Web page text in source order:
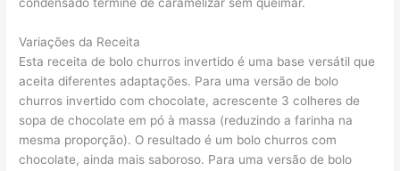
condensado termine de caramelizar sem queimar.
Variações da Receita
Esta receita de bolo churros invertido é uma base versátil que
aceita diferentes adaptações. Para uma versão de bolo
churros invertido com chocolate, acrescente 3 colheres de
sopa de chocolate em pó à massa (reduzindo a farinha na
mesma proporção). O resultado é um bolo churros com
chocolate, ainda mais saboroso. Para uma versão de bolo